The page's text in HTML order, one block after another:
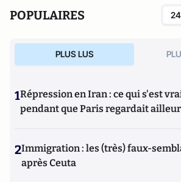
POPULAIRES
PLUS LUS
1Répression en Iran : ce qui s'est
pendant que Paris regardait
2Immigration : les (très) faux-
après Ceuta